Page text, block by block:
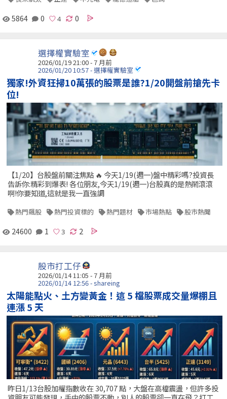
5864 0 0
選擇權實驗室
2026/01/19 21:00 - 7 月前
2026/01/20 10:57 - 選擇權實驗室
獨家!外資狂掃10萬張的股票是誰?1/20開盤前搶先卡
位!
【1/20】台股盤前關注焦點 🔥 今天1/19(週一)盤中精彩嗎?投資長
告訴你:精彩到爆表! 各位朋友,今天1/19(週一)台股真的是熱鬧滾滾
啊!你要知道,這就是我一直強調
熱門飆股 熱門投資標的 熱門題材 市場熱點 股市熱聞
24600 1 2
股市打工仔
2026/01/14 11:05 - 7 月前
2026/01/14 12:56 - shareing
太陽能點火、土方變黃金！這 5 檔股票成交量爆棚且
連漲 5 天
昨日1/13台股加權指數收在 30,707 點，大盤在高檔震盪，但許多投